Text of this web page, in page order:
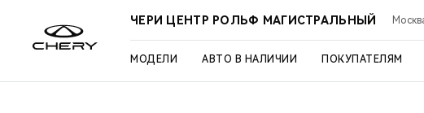
ЧЕРИ ЦЕНТР РОЛЬФ МАГИСТРАЛЬНЫЙ
МОДЕЛИ АВТО В НАЛИЧИИ ПОКУПАТЕЛЯМ